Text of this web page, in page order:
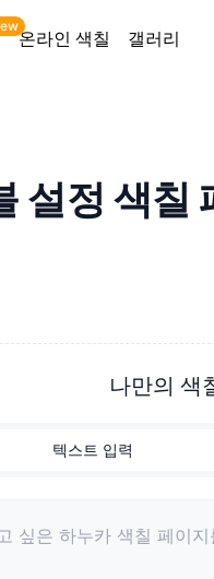
온라인 색칠 갤러리
설정 색칠
나만의 색
텍스트 입력